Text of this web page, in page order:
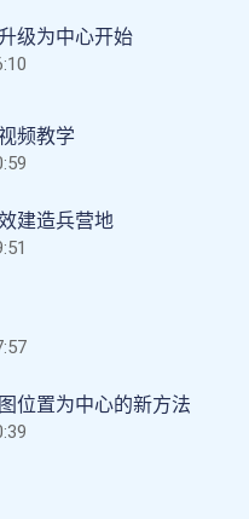
级为中心开始
频教学
建造兵营地
位置为中心的新方法